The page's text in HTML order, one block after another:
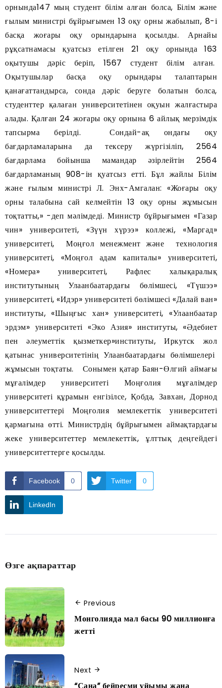
орнында147 мың студент білім алған болса, Білім және
ғылым министрі бұйрығымен 13 оқу орны жабылып, 8-і
басқа жоғары оқу орындарына қосылды. Арнайы
рұқсатнамасы қуатсыз етілген 21 оқу орнында 163
оқытушы дәріс беріп, 1567 студент білім алған.
Оқытушылар басқа оқу орындары талаптарын
қанағаттандырса, сонда дәріс беруге болатын болса,
студенттер қалаған университетінен оқуын жалғастыра
алады. Қалған 24 жоғары оқу орнына 6 айлық мерзімдік
тапсырма берілді. Сондай-ақ ондағы оқу
бағдарламаларына да тексеру жүргізіліп, 2564
бағдарлама бойынша мамандар әзірлейтін 2564
бағдарламаның 908-ін қуатсыз етті. Бұл жайлы Білім
және ғылым министрі Л. Энх-Амгалан: «Жоғары оқу
орны талабына сай келмейтін 13 оқу орны жұмысын
тоқтатты,» -деп мәлімдеді. Министр бұйрығымен «Газар
чин» университеті, «Зүүн хүрээ» коллежі, «Маргад»
университеті, Моңғол менежмент және технология
университеті, «Моңғол адам капиталы» университеті,
«Номера» университеті, Рафлес халықаралық
институтының Улаанбаатардағы бөлімшесі, «Түшээ»
университеті, «Идэр» университеті бөлімшесі «Далай ван»
институты, «Шыңғыс хан» университеті, «Улаанбаатар
эрдэм» университеті «Эко Азия» институты, «Әдебиет
пен әлеуметтік қызметкер»институты, Иркутск жол
қатынас университетінің Улаанбаатардағы бөлімшелері
жұмысын тоқтаты. Сонымен қатар Баян-Өлгий аймағы
мұғалімдер университеті Моңғолия мұғалімдер
университеті құрамын енгізілсе, Қобда, Завхан, Дорнод
университеттері Моңғолия мемлекеттік университеті
қармағына өтті. Министрдің бұйрығымен аймақтардағы
жеке университеттер мемлекеттік, ұлттық деңгейдегі
университеттерге қосылды.
Facebook 0 Twitter 0
LinkedIn
Өзге ақпараттар
Previous
Монголияда мал басы 90 миллионға
жетті
Next
“Сана” бейресми ұйымы жаңа